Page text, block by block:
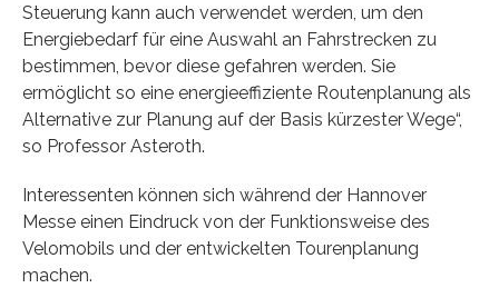
Steuerung kann auch verwendet werden, um den
Energiebedarf für eine Auswahl an Fahrstrecken zu
bestimmen, bevor diese gefahren werden. Sie
ermöglicht so eine energieeffiziente Routenplanung als
Alternative zur Planung auf der Basis kürzester Wege“,
so Professor Asteroth.
Interessenten können sich während der Hannover
Messe einen Eindruck von der Funktionsweise des
Velomobils und der entwickelten Tourenplanung
machen.